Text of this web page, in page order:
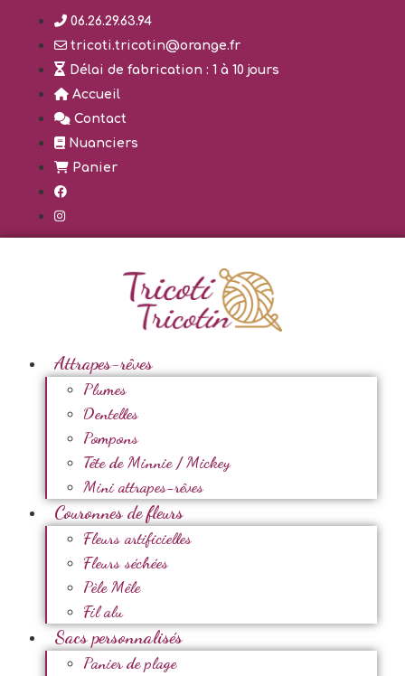
contenu
06.26.29.63.94
tricoti.tricotin@orange.fr
Délai de fabrication : 1 à 10 jours
Accueil
Contact
Nuanciers
Panier
Attrapes-rêves
Plumes
Dentelles
Pompons
Tête de Minnie / Mickey
Mini attrapes-rêves
Couronnes de fleurs
Fleurs artificielles
Fleurs séchées
Pèle Mêle
Fil alu
Sacs personnalisés
Panier de plage